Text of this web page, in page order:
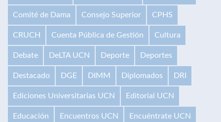
Comité de Dama Consejo Superior CPHS
CRUCH Cuenta Pública de Gestión Cultura
Debate DeLTA UCN Deporte Deportes
Destacado DGE DIMM Diplomados DRI
Ediciones Universitarias UCN Editorial UCN
Educación Encuentros UCN Encuéntrate UCN